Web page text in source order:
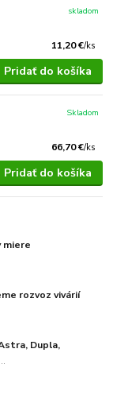
11,20 €/ks
skladom
Pridať do košíka
66,70 €/ks
Skladom
Pridať do košíka
miere
rozvoz vivárií
Dupla,